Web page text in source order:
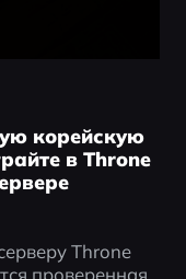
корейскую
в Throne
Throne
проверенная